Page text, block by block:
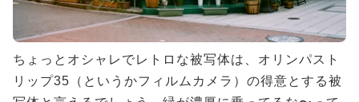
ちょっとオシャレでレトロな被写体は、オリンパスト
リップ35（というかフィルムカメラ）の得意とする被